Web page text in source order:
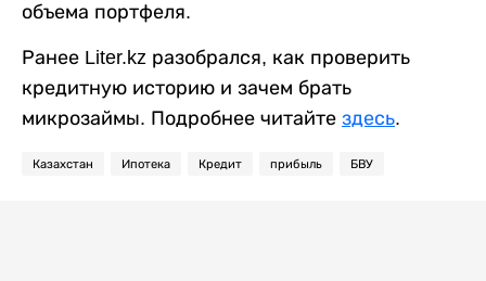
объема портфеля.
Ранее Liter.kz разобрался, как проверить
кредитную историю и зачем брать
микрозаймы. Подробнее читайте здесь.
Казахстан Ипотека Кредит прибыль БВУ